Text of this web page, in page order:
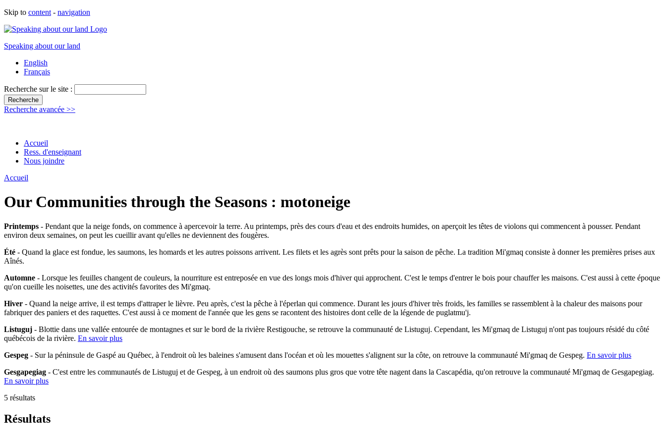
Skip to content - navigation
Speaking about our land
English
Français
Recherche sur le site :
Recherche avancée >>
Accueil
Ress. d'enseignant
Nous joindre
Accueil
Our Communities through the Seasons : motoneige
Printemps - Pendant que la neige fonds, on commence à apercevoir la terre. Au printemps, près des cours d'eau et des endroits humides, on aperçoit les têtes de violons qui commencent à pousser. Pendant
environ deux semaines, on peut les cueillir avant qu'elles ne deviennent des fougères.
Été - Quand la glace est fondue, les saumons, les homards et les autres poissons arrivent. Les filets et les agrès sont prêts pour la saison de pêche. La tradition Mi'gmaq consiste à donner les premières prises aux
Aînés.
Automne - Lorsque les feuilles changent de couleurs, la nourriture est entreposée en vue des longs mois d'hiver qui approchent. C'est le temps d'entrer le bois pour chauffer les maisons. C'est aussi à cette époque
qu'on cueille les noisettes, une des activités favorites des Mi'gmaq.
Hiver - Quand la neige arrive, il est temps d'attraper le lièvre. Peu après, c'est la pêche à l'éperlan qui commence. Durant les jours d'hiver très froids, les familles se rassemblent à la chaleur des maisons pour
fabriquer des paniers et des raquettes. C'est aussi à ce moment de l'année que les gens se racontent des histoires dont celle de la légende de puglatmu'j.
Listuguj - Blottie dans une vallée entourée de montagnes et sur le bord de la rivière Restigouche, se retrouve la communauté de Listuguj. Cependant, les Mi'gmaq de Listuguj n'ont pas toujours résidé du côté
québécois de la rivière. En savoir plus
Gespeg - Sur la péninsule de Gaspé au Québec, à l'endroit où les baleines s'amusent dans l'océan et où les mouettes s'alignent sur la côte, on retrouve la communauté Mi'gmaq de Gespeg. En savoir plus
Gesgapegiag - C'est entre les communautés de Listuguj et de Gespeg, à un endroit où des saumons plus gros que votre tête nagent dans la Cascapédia, qu'on retrouve la communauté Mi'gmaq de Gesgapegiag.
En savoir plus
5 résultats
Résultats